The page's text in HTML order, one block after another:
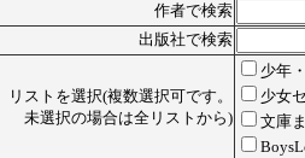
作者で検索
出版社で検索
リストを選択(複数選択可です。
未選択の場合は全リストから)
少年
少女
文庫